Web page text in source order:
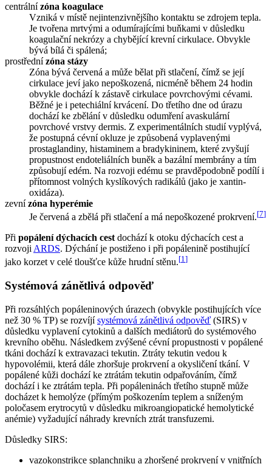
centrálnízóna koagulace
Vzniká v místě nejintenzivnějšího kontaktu se zdrojem tepla.
Je tvořena mrtvými a odumírajícími buňkami v důsledku
koagulační nekrózy a chybějící krevní cirkulace. Obvykle
bývá bílá či spálená;
prostřednízóna stázy
Zóna bývá červená a může bělat při stlačení, čímž se její
cirkulace jeví jako nepoškozená, nicméně během 24 hodin
obvykle dochází k zástavě cirkulace povrchovými cévami.
Běžné je i petechiální krvácení. Do třetího dne od úrazu
dochází ke zbělání v důsledku odumření avaskulární
povrchové vrstvy dermis. Z experimentálních studií vyplývá,
že postupná cévní okluze je způsobená vyplavenými
prostaglandiny, histaminem a bradykininem, které zvyšují
propustnost endoteliálních buněk a bazální membrány a tím
způsobují edém. Na rozvoji edému se pravděpodobně podílí i
přítomnost volných kyslíkových radikálů (jako je xantin-
oxidáza).
zevnízóna hyperémie
Je červená a zbělá při stlačení a má nepoškozené prokrvení.[7]
Při popálení dýchacích cest dochází k otoku dýchacích cest a
rozvoji ARDS. Dýchání je postiženo i při popálenině postihující
jako korzet v celé tloušťce kůže hrudní stěnu.[1 ]
Systémová zánětlivá odpověď
Při rozsáhlých popáleninových úrazech (obvykle postihujících více
než 30 % TP) se rozvíjísystémová zánětlivá odpověď (SIRS) v
důsledku vyplavení cytokinů a dalších mediátorů do systémového
krevního oběhu. Následkem zvýšené cévní propustnosti v popálené
tkáni dochází k extravazaci tekutin. Ztráty tekutin vedou k
hypovolémii, která dále zhoršuje prokrvení a okysličení tkání. V
popálené kůži dochází ke ztrátám tekutin odpařováním, čímž
dochází i ke ztrátám tepla. Při popáleninách třetího stupně může
docházet k hemolýze (přímým poškozením teplem a sníženým
poločasem erytrocytů v důsledku mikroangiopatické hemolytické
anémie) vyžadující náhrady krevních ztrát transfuzemi.
Důsledky SIRS:
vazokonstrikce splanchniku a zhoršené prokrvení v vnitřních